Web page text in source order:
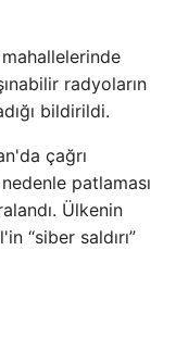
radyoların
bildirildi.
çağrı
patlaması
Ülkenin
“siber saldırı”